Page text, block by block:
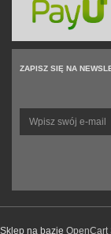
ZAPISZ SIĘ NA
Sklep na bazie OpenCart